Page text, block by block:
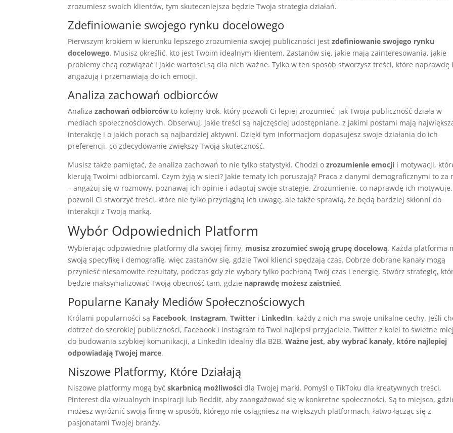
zrozumiesz swoich klientów, tym skuteczniejsza będzie Twoja strategia działań.
Zdefiniowanie swojego rynku docelowego
Pierwszym krokiem w kierunku lepszego zrozumienia swojej publiczności jestzdefiniowanie swojego rynku
docelowego. Musisz określić, kto jest Twoim idealnym klientem. Zastanów się, jakie mają zainteresowania, jakie
problemy chcą rozwiązać i jakie wartości są dla nich ważne. Tylko w ten sposób stworzysz treści, które naprawdę
angażują i przemawiają do ich emocji.
Analiza zachowań odbiorców
Analizazachowań odbiorców to kolejny krok, który pozwoli Ci lepiej zrozumieć, jak Twoja publiczność działa w
mediach społecznościowych. Obserwuj, jakie treści są najczęściej udostępniane, z jakimi postami mają
interakcję i o jakich porach są najbardziej aktywni. Dzięki tym informacjom dopasujesz swoje działania do ich
preferencji, co zdecydowanie zwiększy Twoją skuteczność.
Musisz także pamiętać, że analiza zachowań to nie tylko statystyki. Chodzi ozrozumienie emocji i motywacji,
kierują Twoimi odbiorcami. Czym żyją w sieci? Jakie tematy ich poruszają? Praca z danymi demograficznymi to za
– angażuj się w rozmowy, poznawaj ich opinie i adaptuj swoje strategie. Zrozumienie, co naprawdę ich motywuje,
pozwoli Ci stworzyć treści, które nie tylko przyciągną ich uwagę, ale także sprawią, że będą bardziej skłonni do
interakcji z Twoją marką.
Wybór Odpowiednich Platform
Wybierając odpowiednie platformy dla swojej firmy, musisz zrozumieć swoją grupę docelową. Każda platforma
swoją specyfikę i demografię, więc zastanów się, gdzie Twoi klienci spędzają czas. Dobrze dobrane kanały mogą
przynieść niesamowite rezultaty, podczas gdy złe wybory tylko pochłoną Twój czas i energię. Stwórz strategię,
będzie maksymalizować Twoją obecność tam, gdzie naprawdę możesz zaistnieć.
Popularne Kanały Mediów Społecznościowych
Królami popularności są Facebook, Instagram,Twitter i LinkedIn, każdy z nich ma swoje unikalne cechy. Jeśli
dotrzeć do szerokiej publiczności, Facebook i Instagram to Twoi najlepsi przyjaciele. Twitter z kolei to świetne
do budowania szybkiej komunikacji, a LinkedIn idealny dla B2B.Ważne jest, aby wybrać kanały, które najlepiej
odpowiadają Twojej marce.
Niszowe Platformy, Które Działają
Niszowe platformy mogą byćskarbnicą możliwości dla Twojej marki. Pomyśl o TikToku dla kreatywnych treści,
Pinterest dla wizualnych inspiracji lub Reddit, aby zaangażować się w konkretne społeczności. Są to miejsca,
możesz wyróżnić swoją firmę w sposób, którego nie osiągniesz na większych platformach, łatwo łącząc się z
pasjonatami Twojej branży.